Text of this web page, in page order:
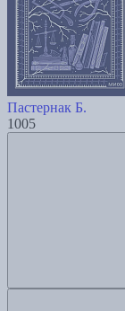
Пастернак Б.
1005